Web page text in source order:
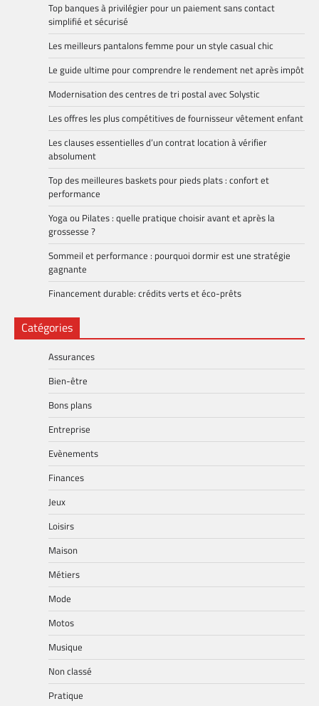
Top banques à privilégier pour un paiement sans contact
simplifié et sécurisé
Les meilleurs pantalons femme pour un style casual chic
Le guide ultime pour comprendre le rendement net après impôt
Modernisation des centres de tri postal avec Solystic
Les offres les plus compétitives de fournisseur vêtement enfant
Les clauses essentielles d’un contrat location à vérifier
absolument
Top des meilleures baskets pour pieds plats : confort et
performance
Yoga ou Pilates : quelle pratique choisir avant et après la
grossesse ?
Sommeil et performance : pourquoi dormir est une stratégie
gagnante
Financement durable: crédits verts et éco-prêts
Catégories
Assurances
Bien-être
Bons plans
Entreprise
Evènements
Finances
Jeux
Loisirs
Maison
Métiers
Mode
Motos
Musique
Non classé
Pratique